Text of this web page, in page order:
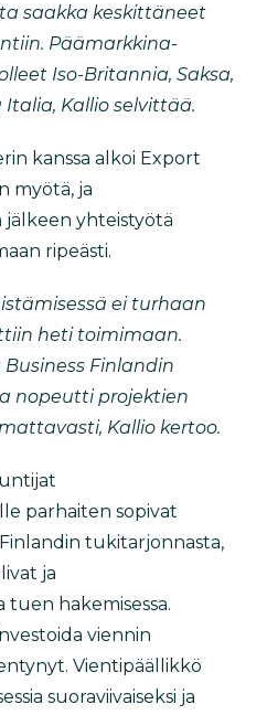
saakka keskittäneet
Päämarkkina-
Iso-Britannia, Saksa,
Italia, Kallio selvittää.
kanssa alkoi Export
myötä, ja
yhteistyötä
ripeästi.
ei turhaan
heti toimimaan.
Finlandin
nopeutti projektien
Kallio kertoo.
parhaiten sopivat
tukitarjonnasta,
ja
tuen hakemisessa.
viennin
Vientipäällikkö
suoraviivaiseksi ja